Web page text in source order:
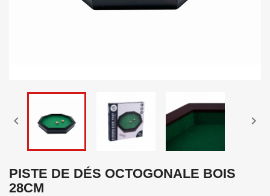
 
PISTE DE DÉS OCTOGONALE BOIS
28CM